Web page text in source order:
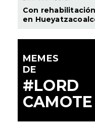
Con
en
MEMES
DE
#LORD
CAMOTE